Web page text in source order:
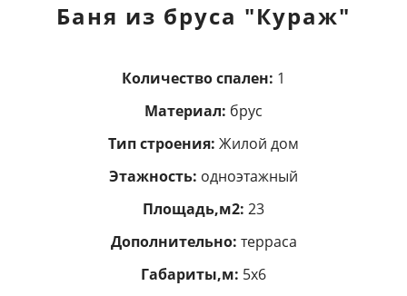
Баня из бруса "Кураж"
Количество спален: 1
Материал: брус
Тип строения: Жилой дом
Этажность: одноэтажный
Площадь,м2: 23
Дополнительно: терраса
Габариты,м: 5х6